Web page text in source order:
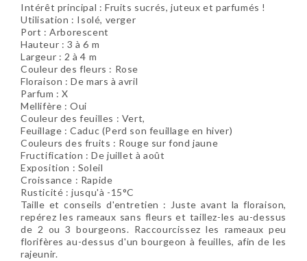
Intérêt principal : Fruits sucrés, juteux et parfumés !
Utilisation : Isolé, verger
Port :Arborescent
Hauteur : 3 à 6 m
Largeur : 2 à 4 m
Couleur des fleurs : Rose
Floraison :De mars à avril
Parfum : X
Mellifère : Oui
Couleur des feuilles : Vert,
Feuillage : Caduc (Perd son feuillage en hiver)
Couleurs des fruits : Rouge sur fond jaune
Fructification :De juillet à août
Exposition : Soleil
Croissance : Rapide
Rusticité : jusqu'à -15°C
Taille et conseils d'entretien :
Juste avant la floraison,
repérez les rameaux sans fleurs et taillez-les au-dessus
de 2 ou 3 bourgeons. Raccourcissez les rameaux peu
florifères au-dessus d'un bourgeon à feuilles, afin de les
rajeunir.